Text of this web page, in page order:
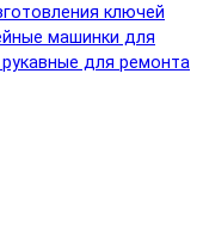
ключей
машинки для
для ремонта